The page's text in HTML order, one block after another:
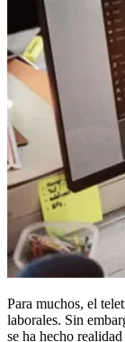
Para muchos, el
laborales. Sin
se ha hecho